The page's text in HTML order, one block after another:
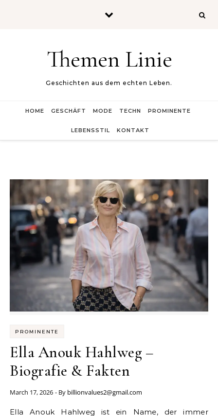
Themen Linie
Geschichten aus dem echten Leben.
HOME GESCHÄFT MODE TECHN PROMINENTE
LEBENSSTIL KONTAKT
PROMINENTE
Ella Anouk Hahlweg –
Biografie & Fakten
March 17, 2026 - By billionvalues2@gmail.com
Ella Anouk Hahlweg ist ein Name, der immer